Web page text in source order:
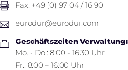
Fax: +49 (0) 97 04 / 16 90
eurodur@eurodur.com
Geschäftszeiten Verwaltung:
Mo. - Do.: 8:00 - 16:30 Uhr
Fr.: 8:00 – 16:00 Uhr